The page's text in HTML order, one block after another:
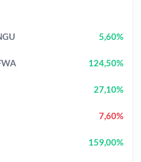
5,60%
124,50%
27,10%
7,60%
159,00%